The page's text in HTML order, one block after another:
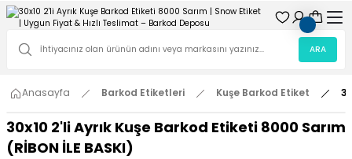
ARA
Anasayfa Barkod Etiketleri Kuşe Barkod Etiket
30x10 2'li Ayrık Kuşe Barkod Etiketi 8000 Sarım
(RİBON İLE BASKI)